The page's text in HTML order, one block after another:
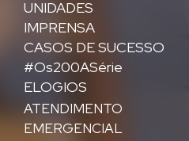
UNIDADES
IMPRENSA
CASOS DE SUCESSO
#Os200ASérie
ELOGIOS
ATENDIMENTO
EMERGENCIAL